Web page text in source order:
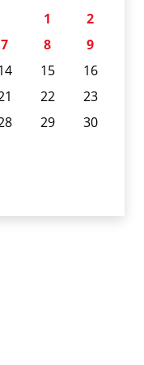
1
2
7 8
9
15
16
22
23
29
30